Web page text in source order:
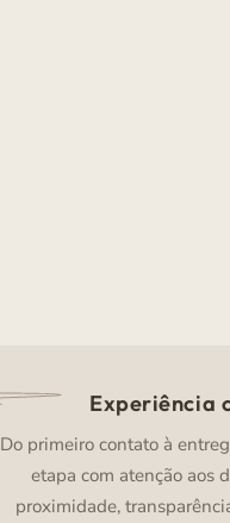
Experiência
Do primeiro contato à
etapa com atenção aos
proximidade,